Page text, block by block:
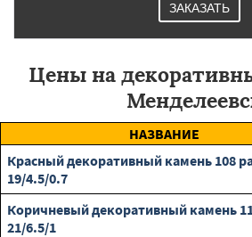
ЗАКАЗАТЬ
Цены на
НАЗВАНИЕ
Красный декоративный камень 108
19/4.5/0.7
Коричневый декоративный камень
21/6.5/1